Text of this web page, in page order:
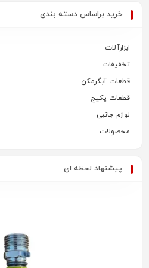
خرید براساس دسته بندی
ابزارآلات
تخفیفات
قطعات آبگرمکن
قطعات پکیج
لوازم جانبی
محصولات
پیشنهاد لحظه ای